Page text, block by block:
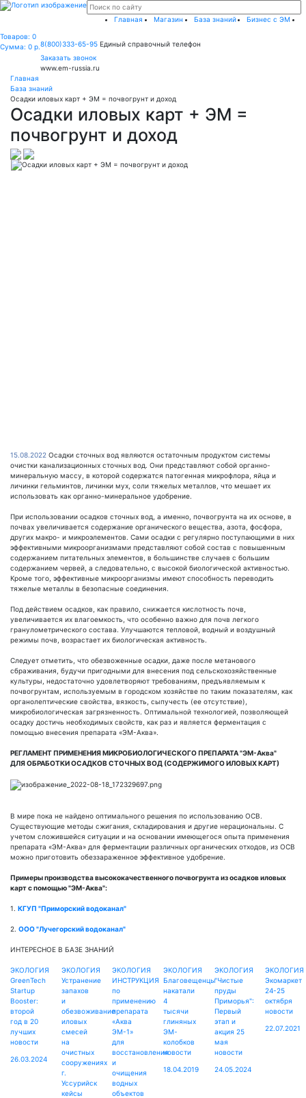
Главная Магазин База знаний Бизнес с ЭМ
Товаров: 0
Сумма: 0 р.8(800)333-65-95 Единый справочный телефон
Заказать звонок
www.em-russia.ru
Главная
База знаний
Осадки иловых карт + ЭМ = почвогрунт и доход
Осадки иловых карт + ЭМ =
почвогрунт и доход
15.08.2022 Осадки сточных вод являются остаточным продуктом системы
очистки канализационных сточных вод. Они представляют собой органно-
минеральную массу, в которой содержатся патогенная микрофлора, яйца и
личинки гельминтов, личинки мух, соли тяжелых металлов, что мешает их
использовать как органно-минеральное удобрение.
При использовании осадков сточных вод, а именно, почвогрунта на их основе, в
почвах увеличивается содержание органического вещества, азота, фосфора,
других макро- и микроэлементов. Сами осадки с регулярно поступающими в них
эффективными микроорганизмами представляют собой состав с повышенным
содержанием питательных элементов, в большинстве случаев с большим
содержанием червей, а следовательно, с высокой биологической активностью.
Кроме того, эффективные микроорганизмы имеют способность переводить
тяжелые металлы в безопасные соединения.
Под действием осадков, как правило, снижается кислотность почв,
увеличивается их влагоемкость, что особенно важно для почв легкого
гранулометрического состава. Улучшаются тепловой, водный и воздушный
режимы почв, возрастает их биологическая активность.
Следует отметить, что обезвоженные осадки, даже после метанового
сбраживания, будучи пригодными для внесения под сельскохозяйственные
культуры, недостаточно удовлетворяют требованиям, предъявляемым к
почвогрунтам, используемым в городском хозяйстве по таким показателям, как
органолептические свойства, вязкость, сыпучесть (ее отсутствие),
микробиологическая загрязненность. Оптимальной технологией, позволяющей
осадку достичь необходимых свойств, как раз и является ферментация с
помощью внесения препарата «ЭМ-Аква».
РЕГЛАМЕНТ ПРИМЕНЕНИЯ МИКРОБИОЛОГИЧЕСКОГО ПРЕПАРАТА "ЭМ-Аква"
ДЛЯ ОБРАБОТКИ ОСАДКОВ СТОЧНЫХ ВОД (СОДЕРЖИМОГО ИЛОВЫХ КАРТ)
В мире пока не найдено оптимального решения по использованию ОСВ.
Существующие методы сжигания, складирования и другие нерациональны. С
учетом сложившейся ситуации и на основании имеющегося опыта применения
препарата «ЭМ-Аква» для ферментации различных органических отходов, из ОСВ
можно приготовить обеззараженное эффективное удобрение.
Примеры производства высококачественного почвогрунта из осадков иловых
карт с помощью "ЭМ-Аква":
1. КГУП "Приморский водоканал"
2. ООО "Лучегорский водоканал"
ИНТЕРЕСНОЕ В БАЗЕ ЗНАНИЙ
ЭКОЛОГИЯ
GreenTech
Startup
Booster:
второй
год в 20
лучших
новости
26.03.2024
ЭКОЛОГИЯ
Устранение
запахов
и
обезвоживание
иловых
смесей
на
очистных
сооружениях
г.
Уссурийск
кейсы
ЭКОЛОГИЯ
ИНСТРУКЦИЯ
по
применению
препарата
«Аква
ЭМ-1»
для
восстановления
и
очищения
водных
объектов
ЭКОЛОГИЯ
Благовещенцы
накатали
4
тысячи
глиняных
ЭМ-
колобков
новости
18.04.2019
ЭКОЛОГИЯ
"Чистые
пруды
Приморья":
Первый
этап и
акция 25
мая
новости
24.05.2024
ЭКОЛОГИЯ
Экомаркет
24-25
октября
новости
22.07.2021